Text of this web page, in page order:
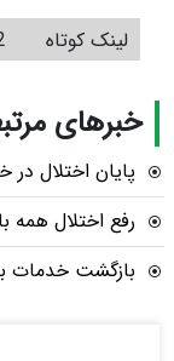
لینک کوتاه
خبرهای
پایان اختلال
رفع اختلال همه
بازگشت خدمات